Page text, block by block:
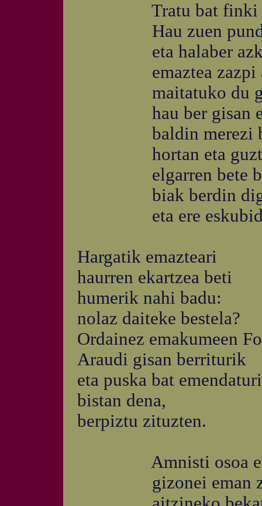
Tratu bat finki
Hau zuen pundu
eta halaber
emaztea zazpi
maitatuko du
hau ber gisan
baldin merezi
hortan eta
elgarren bete
biak berdin
eta ere
Hargatik emazteari
haurren ekartzea beti
humerik nahi badu:
nolaz daiteke bestela?
Ordainez emakumeen
Araudi gisan berriturik
eta puska bat
bistan dena,
berpiztu zituzten.
Amnisti osoa eta
gizonei eman